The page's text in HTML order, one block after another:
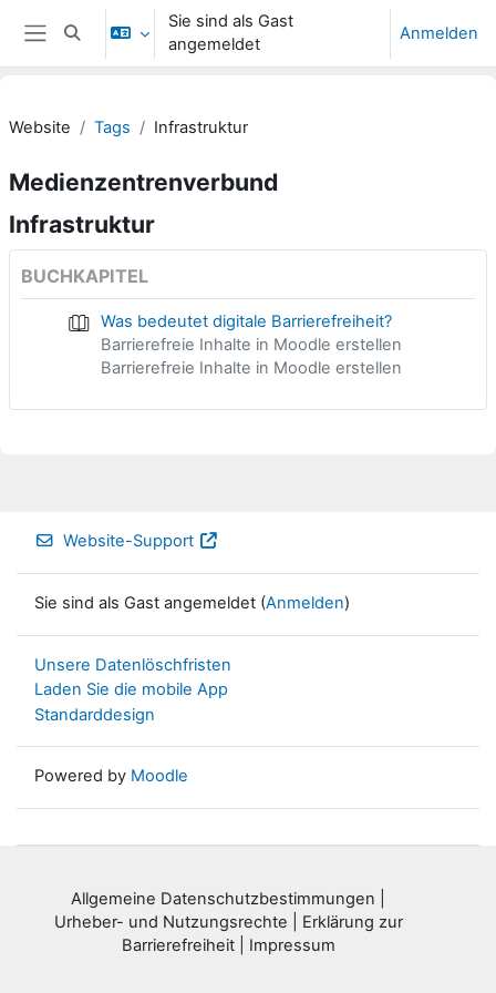
Zum Hauptinhalt
Website-Übersicht
Sucheingabe umschalten
Sie sind als Gast
angemeldet
Anmelden
Website Tags Infrastruktur
Medienzentrenverbund
Infrastruktur
BUCHKAPITEL
Was bedeutet digitale Barrierefreiheit?
Barrierefreie Inhalte in Moodle erstellen
Barrierefreie Inhalte in Moodle erstellen
Website-Support
Sie sind als Gast angemeldet (Anmelden)
Unsere Datenlöschfristen
Laden Sie die mobile App
Standarddesign
Powered by Moodle
Allgemeine Datenschutzbestimmungen
Urheber- und Nutzungsrechte
Erklärung zur
Barrierefreiheit| Impressum